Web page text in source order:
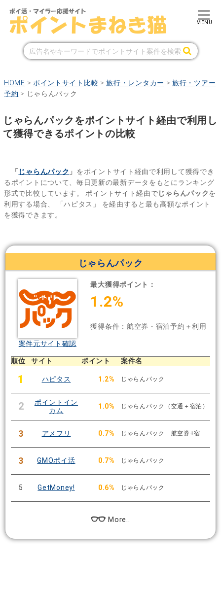
HOME > ポイントサイト比較 >旅行・レンタカー >旅行・ツアー
予約 > じゃらんパック
じゃらんパックをポイントサイト経由で利用し
て獲得できるポイントの比較
「 じゃらんパック 」 をポイントサイト経由で利用して獲得でき
るポイントについて、毎日更新の最新データをもとにランキング
形式で比較しています。 ポイントサイト経由でじゃらんパックを
利用する場合、
「ハピタス」
を経由すると最も高額なポイント
を獲得できます。
じゃらんパック
案件元サイト確認
最大獲得ポイント：
1.2%
獲得条件：航空券・宿泊予約＋利用
順位 サイト ポイント 案件名
1 ハピタス 1.2% じゃらんパック
2
ポイントイン
カム
1.0% じゃらんパック（交通＋宿泊）
3 アメフリ 0.7% じゃらんパック 航空券+宿
3 GMOポイ活 0.7% じゃらんパック
5 GetMoney! 0.6% じゃらんパック
More..